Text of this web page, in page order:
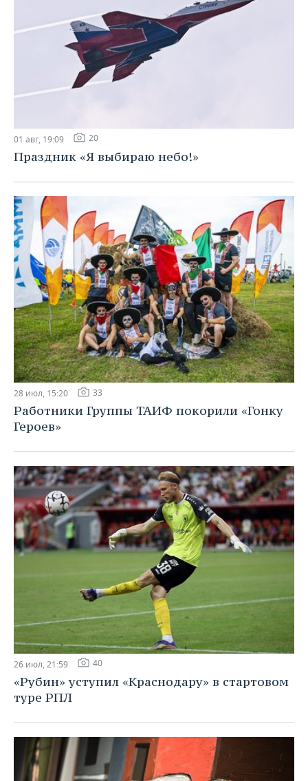
01 авг, 19:09 20
Праздник «Я выбираю небо!»
28 июл, 15:20 33
Работники Группы ТАИФ покорили «Гонку
Героев»
26 июл, 21:59 40
«Рубин» уступил «Краснодару» в стартовом
туре РПЛ